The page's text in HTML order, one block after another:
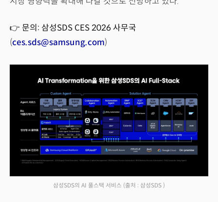
👉 문의: 삼성SDS CES 2026 사무국
(ces.sds@samsung.com)
삼성SDS의 AI 풀스택 서비스 (출처 : 삼성SDS )